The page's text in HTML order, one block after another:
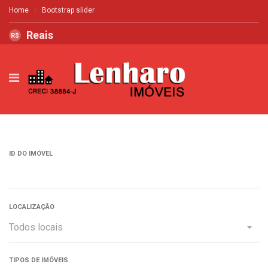
Home Bootstrap slider
R$ Reais
ID DO IMÓVEL
LOCALIZAÇÃO
Todos locais
TIPOS DE IMÓVEIS